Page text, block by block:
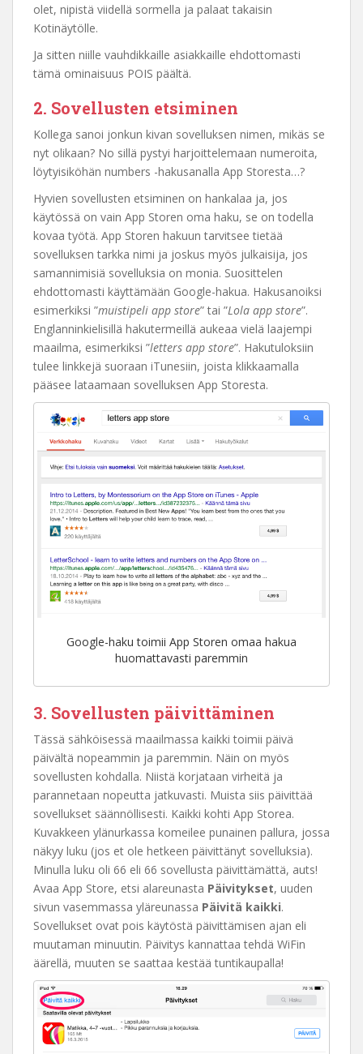
olet, nipistä viidellä sormella ja palaat takaisin
Kotinäytölle.
Ja sitten niille vauhdikkaille asiakkaille ehdottomasti
tämä ominaisuus POIS päältä.
2. Sovellusten etsiminen
Kollega sanoi jonkun kivan sovelluksen nimen, mikäs se
nyt olikaan? No sillä pystyi harjoittelemaan numeroita,
löytyisiköhän numbers -hakusanalla App Storesta…?
Hyvien sovellusten etsiminen on hankalaa ja, jos
käytössä on vain App Storen oma haku, se on todella
kovaa työtä. App Storen hakuun tarvitsee tietää
sovelluksen tarkka nimi ja joskus myös julkaisija, jos
samannimisiä sovelluksia on monia. Suosittelen
ehdottomasti käyttämään Google-hakua. Hakusanoiksi
esimerkiksi ”muistipeli app store” tai ”Lola app store”.
Englanninkielisillä hakutermeillä aukeaa vielä laajempi
maailma, esimerkiksi ”letters app store”. Hakutuloksiin
tulee linkkejä suoraan iTunesiin, joista klikkaamalla
pääsee lataamaan sovelluksen App Storesta.
Google-haku toimii App Storen omaa hakua
huomattavasti paremmin
3. Sovellusten päivittäminen
Tässä sähköisessä maailmassa kaikki toimii päivä
päivältä nopeammin ja paremmin. Näin on myös
sovellusten kohdalla. Niistä korjataan virheitä ja
parannetaan nopeutta jatkuvasti. Muista siis päivittää
sovellukset säännöllisesti. Kaikki kohti App Storea.
Kuvakkeen ylänurkassa komeilee punainen pallura, jossa
näkyy luku (jos et ole hetkeen päivittänyt sovelluksia).
Minulla luku oli 66 eli 66 sovellusta päivittämättä, auts!
Avaa App Store, etsi alareunasta Päivitykset, uuden
sivun vasemmassa yläreunassa Päivitä kaikki.
Sovellukset ovat pois käytöstä päivittämisen ajan eli
muutaman minuutin. Päivitys kannattaa tehdä WiFin
äärellä, muuten se saattaa kestää tuntikaupalla!